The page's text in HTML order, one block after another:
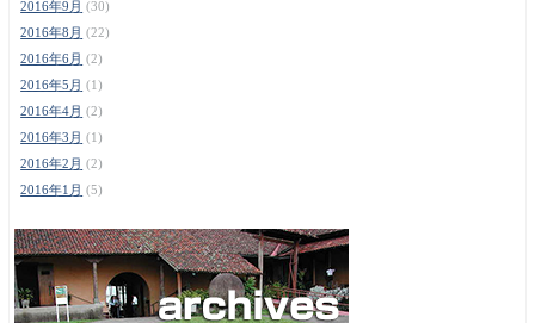
2016年9月 (30)
2016年8月 (22)
2016年6月 (2)
2016年5月 (1)
2016年4月 (2)
2016年3月 (1)
2016年2月 (2)
2016年1月 (5)